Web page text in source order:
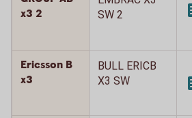
x3 2
SW 2
Ericsson B
x3
BULL ERICB
X3 SW